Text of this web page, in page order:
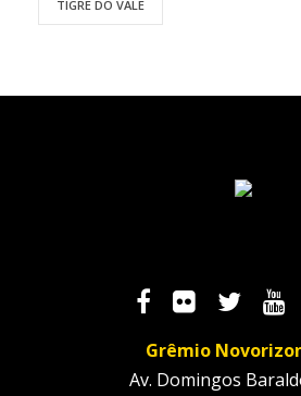
TIGRE DO VALE
Grêmio
Av. Domingos